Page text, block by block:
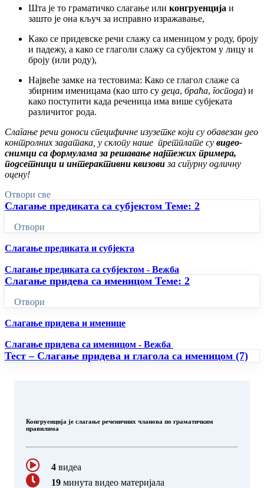
Шта је то граматичко слагање или конгруенција и
зашто је она кључ за исправно изражавање,
Како се придевске речи слажу са именицом у роду, броју
и падежу, а како се глаголи слажу са субјектом у лицу и
броју (или роду),
Највеће замке на тестовима: Како се глагол слаже са
збирним именицама (као што су деца, браћа, господа) и
како поступити када реченица има више субјеката
различитог рода.
Слагање речи доноси специфичне изузетке који су обавезан део
контролних задатака, у склопу наше претплате су видео-
снимци са формулама за решавање најтежих примера,
подсетници и интерактивни квизовиза сигурну одличну
оцену!
Отвори све
Слагање предиката са субјектом Теме: 2
Отвори
Слагање предиката и субјекта
Слагање предиката са субјектом - Вежба
Слагање придева са именицом Теме: 2
Отвори
Слагање придева и именице
Слагање придева са именицом - Вежба
Тест – Слагање придева и глагола са именицом (7)
Конгруенција је слагање реченичних чланова по граматичким
правилима
4 видеа
19 минута видео материјала